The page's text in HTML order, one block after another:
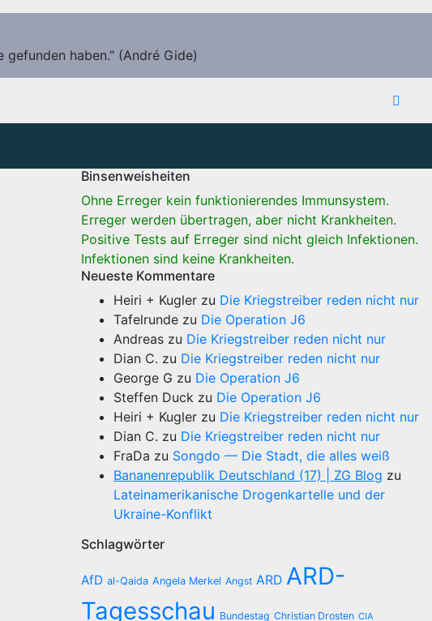
gefunden haben." (André Gide)
Binsenweisheiten
Ohne Erreger kein funktionierendes Immunsystem.
Erreger werden übertragen, aber nicht Krankheiten.
Positive Tests auf Erreger sind nicht gleich Infektionen.
Infektionen sind keine Krankheiten.
Neueste Kommentare
Heiri + Kugler zu Die Kriegstreiber reden nicht nur
Tafelrunde zu Die Operation J6
Andreas zu Die Kriegstreiber reden nicht nur
Dian C. zu Die Kriegstreiber reden nicht nur
George G zu Die Operation J6
Steffen Duck zu Die Operation J6
Heiri + Kugler zu Die Kriegstreiber reden nicht nur
Dian C. zu Die Kriegstreiber reden nicht nur
FraDa zu Songdo — Die Stadt, die alles weiß
Bananenrepublik Deutschland (17) | ZG Blog zu
Lateinamerikanische Drogenkartelle und der
Ukraine-Konflikt
Schlagwörter
AfD al-Qaida Angela Merkel Angst ARD ARD-
Tagesschau Bundestag Christian Drosten CIA